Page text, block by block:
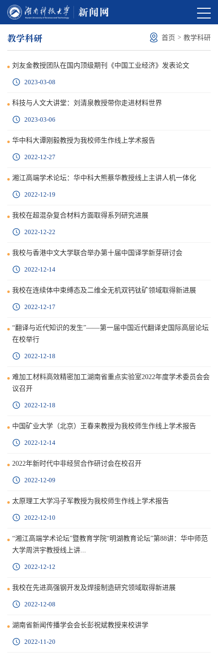
教学科研 首页 > 教学科研
刘友金教授团队在国内顶级期刊《中国工业经济》发表论文
2023-03-08
科技与人文大讲堂：刘清泉教授带你走进材料世界
2023-03-06
华中科大谭刚毅教授为我校师生作线上学术报告
2022-12-27
湘江高端学术论坛：华中科大熊蔡华教授线上主讲人机一体化
2022-12-19
我校在超混杂复合材料方面取得系列研究进展
2022-12-22
我校与香港中文大学联合举办第十届中国译学新芽研讨会
2022-12-14
我校在连续体中束缚态及二维全无机双钙钛矿领域取得新进展
2022-12-17
“翻译与近代知识的发生”——第一届中国近代翻译史国际高层论坛
在校举行
2022-12-18
​难加工材料高效精密加工湖南省重点实验室2022年度学术委员会会
议召开
2022-12-18
中国矿业大学（北京）王春来教授为我校师生作线上学术报告
2022-12-14
2022年新时代中非经贸合作研讨会在校召开
2022-12-09
太原理工大学冯子军教授为我校师生作线上学术报告
2022-12-10
“湘江高端学术论坛”暨教育学院“明湖教育论坛”第88讲：华中师范
大学周洪宇教授线上讲...
2022-12-12
我校在先进高强钢开发及焊接制造研究领域取得新进展
2022-12-08
湖南省新闻传播学会会长彭祝斌教授来校讲学
2022-11-20